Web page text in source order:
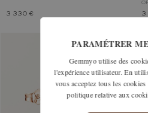
3 330 € 3
PARAMÉTRER
Gemmyo utilise des
l'expérience utilisateur. En
vous acceptez tous les
politique relative aux